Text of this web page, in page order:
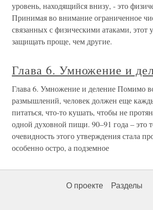
уровень, находящийся внизу, - это
Принимая во внимание ограниченное
связанных с физическими атаками, этот
защищать проще, чем другие.
Глава 6. Умножение и
Глава 6. Умножение и деление Помимо
размышлений, человек должен еще
питаться, что-то кушать, чтобы не
одной духовной пищи. 90–91 года – это
очевидность этого утверждения стала
особенно остро, а подземное
О проекте Разделы